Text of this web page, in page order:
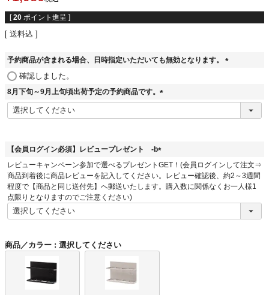
[ 20 ポイント進呈 ]
送料込
予約商品が含まれる場合、日時指定いただいても無効となります。
確認しました。
8月下旬～9月上旬頃出荷予定の予約商品です。
(
【会員ログイン必須】レビュープレゼント -b
(
須
レビューキャンペーン参加で選べるプレゼントGET！(会員ログインして注文⇒
商品到着後に商品レビューを記入してください。レビュー確認後、約2～3週間
程度で【商品と同じ送付先】へ郵送いたします。購入数に関係なくお一人様1
点限りとなりますのでご注意ください)
商品／カラー 選択してください